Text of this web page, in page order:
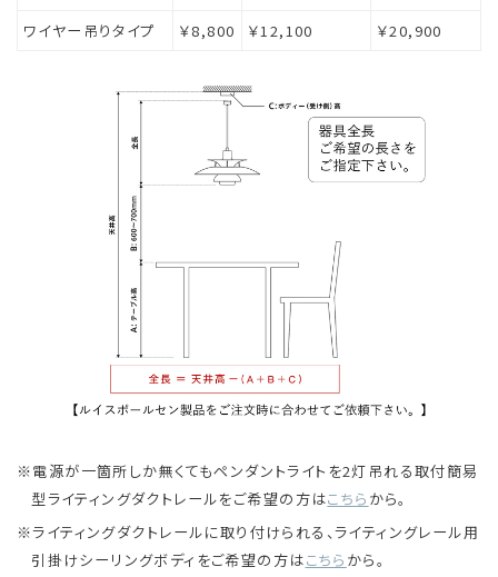
ワイヤー吊りタイプ
￥8,800 ￥12,100 ￥20,900
電源が一箇所しか無くてもペンダントライトを2灯吊れる取付簡易
型ライティングダクトレールをご希望の方はこちら から。
ライティングダクトレールに取り付けられる、ライティングレール用
引掛けシーリングボディをご希望の方はこちら から。